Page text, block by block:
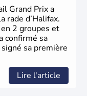
Grand Prix a
rade d’Halifax.
2 groupes et
confirmé sa
sa première
Lire l'article